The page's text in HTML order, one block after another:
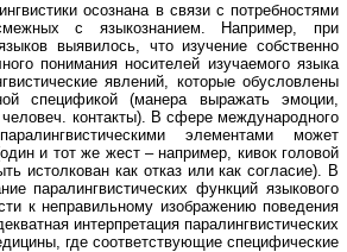
осознана в связи с потребностями
с языкознанием. Например, при
выявилось, что изучение собственно
понимания носителей изучаемого языка
явлений, которые обусловлены
спецификой (манера выражать эмоции,
человеч. контакты). В сфере международного
элементами может
и тот же жест – например, кивок головой
истолкован как отказ или как согласие). В
паралингвистических функций языкового
к неправильному изображению поведения
интерпретация паралингвистических
где соответствующие специфические